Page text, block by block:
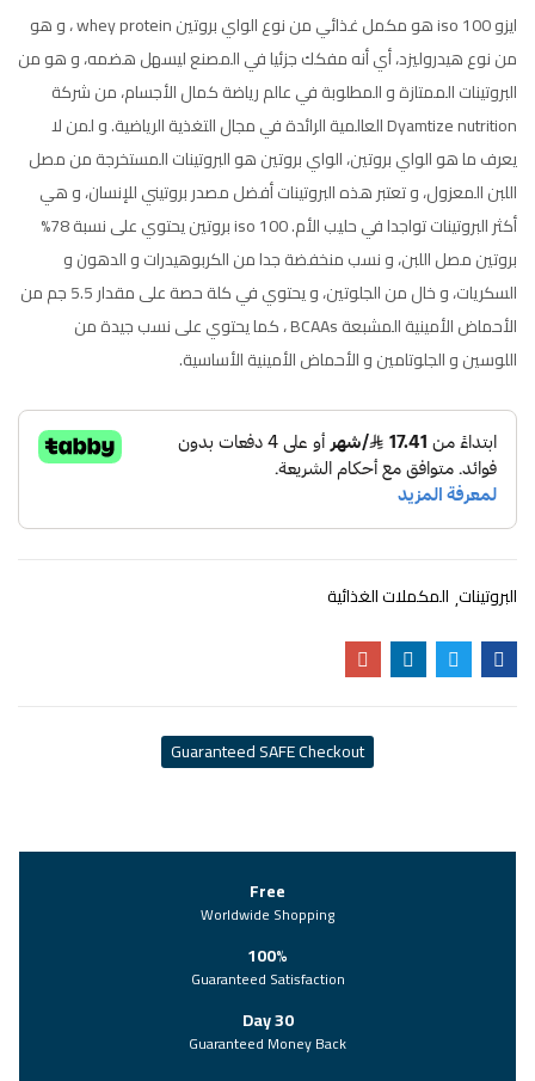
ايزو 100 iso هو مكمل غذائي من نوع الواي بروتين whey protein ، و هو
من نوع هيدروليزد، أي أنه مفكك جزئيا في المصنع ليسهل هضمه، و هو من
البروتينات الممتازة و المطلوبة في عالم رياضة كمال الأجسام، من شركة
Dyamtize nutrition العالمية الرائدة في مجال التغذية الرياضية. و لمن لا
يعرف ما هو الواي بروتين، الواي بروتين هو البروتينات المستخرجة من مصل
اللبن المعزول، و تعتبر هذه البروتينات أفضل مصدر بروتيني للإنسان، و هي
أكثر البروتينات تواجدا في حليب الأم. 100 iso بروتين يحتوي على نسبة 78%
بروتين مصل اللبن، و نسب منخفضة جدا من الكربوهيدرات و الدهون و
السكريات، و خال من الجلوتين، و يحتوي في كلة حصة على مقدار 5.5 جم من
الأحماض الأمينية المشبعة BCAAs ، كما يحتوي على نسب جيدة من
اللوسين و الجلوتامين و الأحماض الأمينية الأساسية.
البروتينات المكملات الغذائية
Guaranteed SAFE Checkout
Free
Worldwide Shopping
100%
Guaranteed Satisfaction
30 Day
Guaranteed Money Back